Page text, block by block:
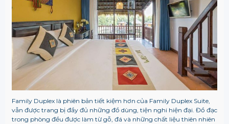
Family Duplex là phiên bản tiết kiệm hơn của Family Duplex Suite,
vẫn được trang bị đầy đủ những đồ dùng, tiện nghi hiện đại. Đồ đạc
trong phòng đều được làm từ gỗ, đá và những chất liệu thiên nhiên